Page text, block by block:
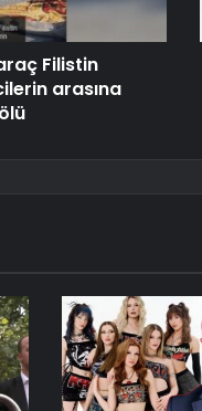
Filistin
arasına